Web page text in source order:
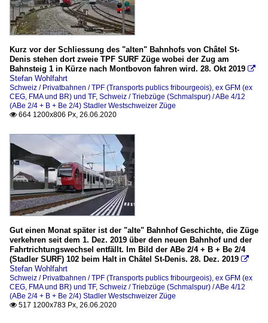
Kurz vor der Schliessung des "alten" Bahnhofs von Châtel St-
Denis stehen dort zweie TPF SURF Züge wobei der Zug am
Bahnsteig 1 in Kürze nach Montbovon fahren wird. 28. Okt 2019 
Stefan Wohlfahrt
Schweiz / Privatbahnen / TPF (Transports publics fribourgeois), ex GFM (ex
CEG, FMA und BR) und TF, Schweiz / Triebzüge (Schmalspur) / ABe 4/12
(ABe 2/4 + B + Be 2/4) Stadler Westschweizer Züge
 664 1200x806 Px, 26.06.2020
Gut einen Monat später ist der "alte" Bahnhof Geschichte, die Züge
verkehren seit dem 1. Dez. 2019 über den neuen Bahnhof und der
Fahrtrichtungswechsel entfällt. Im Bild der ABe 2/4 + B + Be 2/4
(Stadler SURF) 102 beim Halt in Châtel St-Denis. 28. Dez. 2019 
Stefan Wohlfahrt
Schweiz / Privatbahnen / TPF (Transports publics fribourgeois), ex GFM (ex
CEG, FMA und BR) und TF, Schweiz / Triebzüge (Schmalspur) / ABe 4/12
(ABe 2/4 + B + Be 2/4) Stadler Westschweizer Züge
 517 1200x783 Px, 26.06.2020